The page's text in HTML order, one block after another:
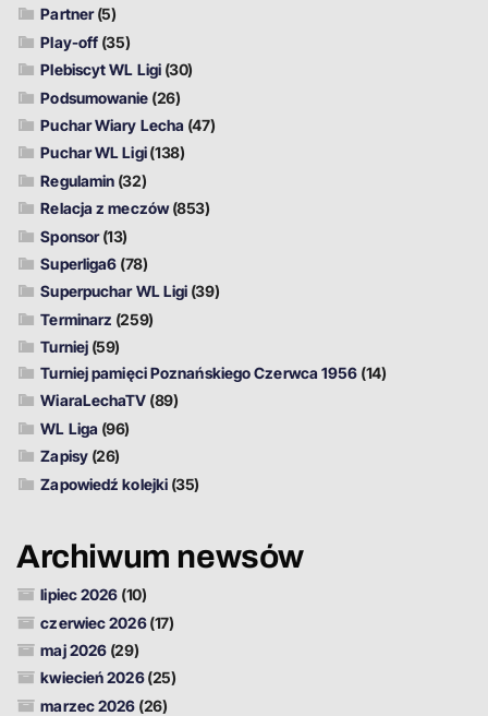
Partner(5)
Play-off (35)
Plebiscyt WL Ligi (30)
Podsumowanie (26)
Puchar Wiary Lecha (47)
Puchar WL Ligi(138)
Regulamin (32)
Relacja z meczów(853)
Sponsor(13)
Superliga6 (78)
Superpuchar WL Ligi (39)
Terminarz (259)
Turniej (59)
Turniej pamięci Poznańskiego Czerwca 1956 (14)
WiaraLechaTV (89)
WL Liga (96)
Zapisy(26)
Zapowiedź kolejki (35)
Archiwum newsów
lipiec 2026 (10)
czerwiec 2026(17)
maj 2026 (29)
kwiecień 2026(25)
marzec 2026 (26)